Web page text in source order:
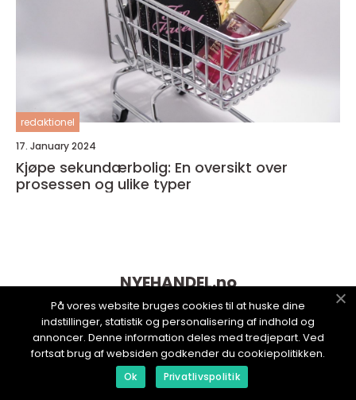
redaktionel
17. January 2024
Kjøpe sekundærbolig: En oversikt over
prosessen og ulike typer
NYEHANDEL.no
På vores website bruges cookies til at huske dine
indstillinger, statistik og personalisering af indhold og
annoncer. Denne information deles med tredjepart. Ved
fortsat brug af websiden godkender du cookiepolitikken.
Ok Privatlivspolitik